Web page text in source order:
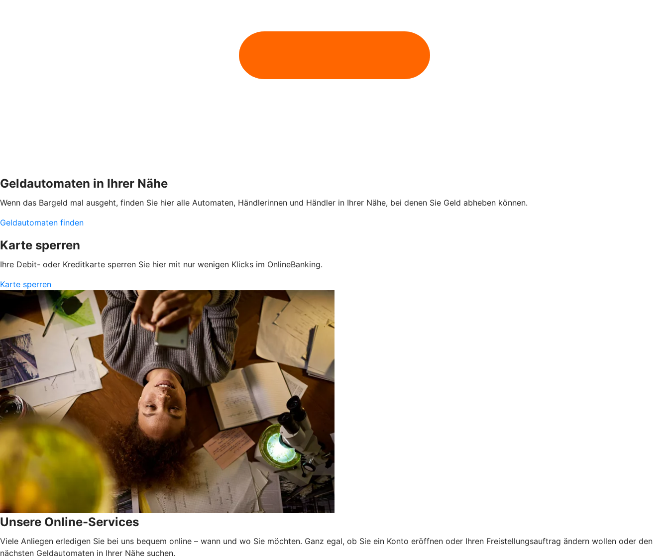
Geldautomaten in Ihrer Nähe
Wenn das Bargeld mal ausgeht, finden Sie hier alle Automaten, Händlerinnen und Händler in Ihrer Nähe, bei denen Sie Geld abheben können.
Geldautomaten finden
Karte sperren
Ihre Debit- oder Kreditkarte sperren Sie hier mit nur wenigen Klicks im OnlineBanking.
Karte sperren
Unsere Online-Services
Viele Anliegen erledigen Sie bei uns bequem online – wann und wo Sie möchten. Ganz egal, ob Sie ein Konto eröffnen oder Ihren Freistellungsauftrag ändern wollen oder den
nächsten Geldautomaten in Ihrer Nähe suchen.